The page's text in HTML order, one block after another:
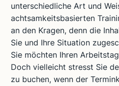
unterschiedliche Art und
achtsamkeitsbasierten
an den Kragen, denn die
Sie und Ihre Situation
Sie möchten Ihren
Doch vielleicht stresst Sie
zu buchen, wenn der